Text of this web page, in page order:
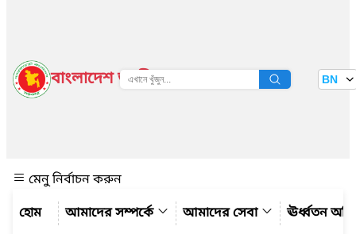
বাংলাদেশ জাতীয় তথ্য বাতায়ন BN
মেনু নির্বাচন করুন
আমাদের সম্পর্কে
আমাদের সেবা ঊর্ধ্বতন